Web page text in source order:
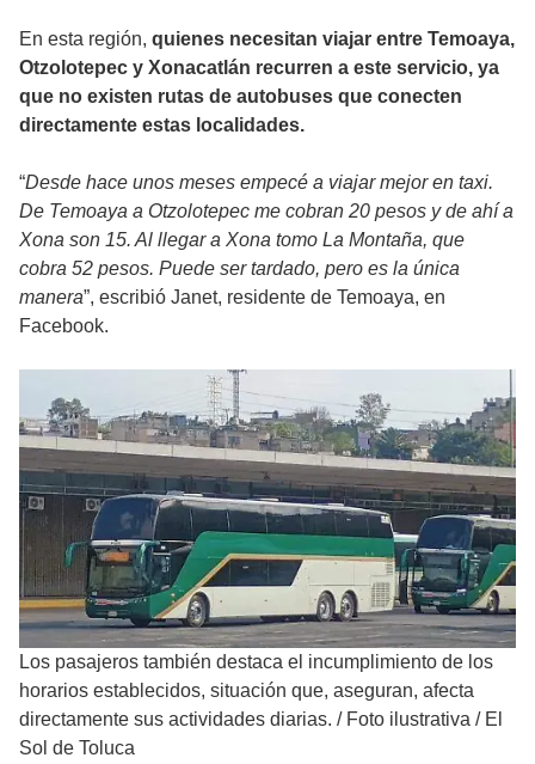
En esta región, quienes necesitan viajar entre Temoaya,
Otzolotepec y Xonacatlán recurren a este servicio, ya
que no existen rutas de autobuses que conecten
directamente estas localidades.
“Desde hace unos meses empecé a viajar mejor en taxi.
De Temoaya a Otzolotepec me cobran 20 pesos y de ahí a
Xona son 15. Al llegar a Xona tomo La Montaña, que
cobra 52 pesos. Puede ser tardado, pero es la única
manera”, escribió Janet, residente de Temoaya, en
Facebook.
Los pasajeros también destaca el incumplimiento de los
horarios establecidos, situación que, aseguran, afecta
directamente sus actividades diarias. / Foto ilustrativa / El
Sol de Toluca